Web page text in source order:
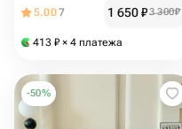
5.007 1 650₽3 300₽
413 ₽ × 4 платежа
-50%